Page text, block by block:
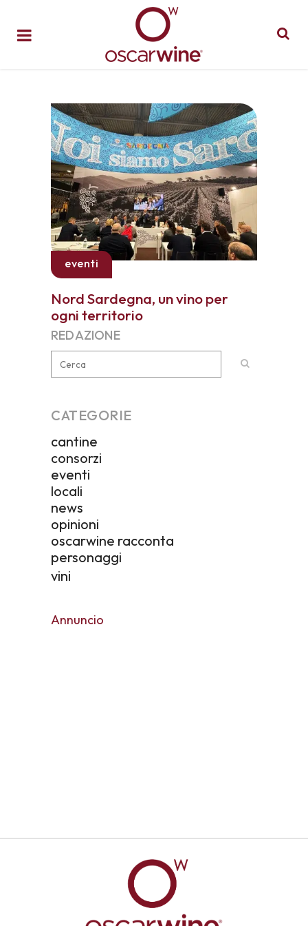
eventi
Nord Sardegna, un vino per
ogni territorio
REDAZIONE
CATEGORIE
cantine
consorzi
eventi
locali
news
opinioni
oscarwine racconta
personaggi
vini
Annuncio